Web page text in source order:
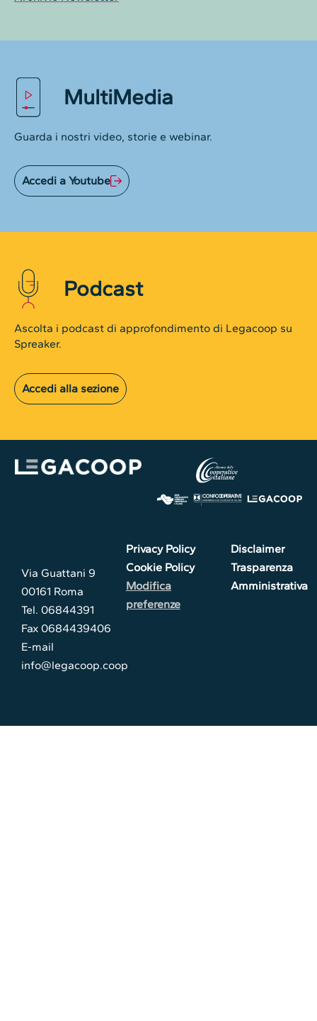
MultiMedia
Guarda i nostri video, storie e webinar.
Accedi a Youtube
Podcast
Ascolta i podcast di approfondimento di Legacoop su
Spreaker.
Accedi alla sezione
Via Guattani 9
00161 Roma
Tel. 06844391
Fax 0684439406
E-mail
info@legacoop.coop
Privacy Policy
Cookie Policy
Modifica
preferenze
Disclaimer
Trasparenza
Amministrativa